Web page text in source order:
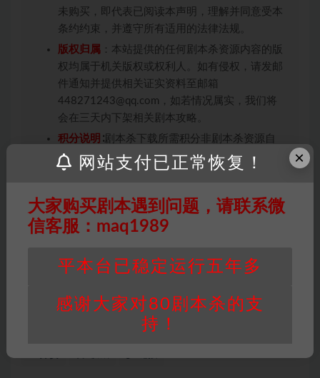
未购买，即代表已阅读本声明，理解并同意受本
条约约束，并遵守所有适用的法律法规。
版权归属 ：本站提供的任何剧本杀资源内容的版
权均属于机关版权或权利人。如有侵权，请发邮
件通知并提供相关证实资料至邮箱
448271243@qq.com，如若情况属实，我们将
会在三天内下架相关剧本攻略。
积分说明 ∶剧本杀下载所需积分非剧本杀资源自
身价值，本站积分为本站收取的赞助费，用于本
站整理资料的时间成本及网站运营所需支出费
重要提醒∶任何情况下，本站及相关人士对于访
问或购买使用引起的任何行为和纠纷，本站概不
享】可能会被取消VIP，恕不另行通知！
×
网站支付已正常恢复！
大家购买剧本遇到问题，请联系微
信客服：maq1989
平本台已稳定运行五年多
感谢大家对80剧本杀的支
持！